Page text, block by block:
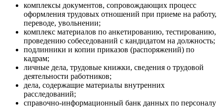
комплексы документов, сопровождающих процесс
оформления трудовых отношений при приеме на работу,
переводе, увольнении;
комплекс материалов по анкетированию, тестированию,
проведению собеседований с кандидатом на должность;
подлинники и копии приказов (распоряжений) по
кадрам;
личные дела, трудовые книжки, сведения о трудовой
деятельности работников;
дела, содержащие материалы внутренних
расследований;
справочно-информационный банк данных по персоналу